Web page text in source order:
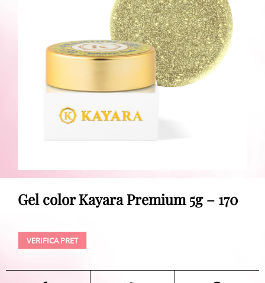
Gel color Kayara Premium 5g – 170
VERIFICA PRET